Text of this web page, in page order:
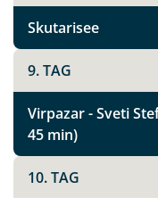
Skutarisee
9. TAG
Virpazar - Sveti
45 min)
10. TAG